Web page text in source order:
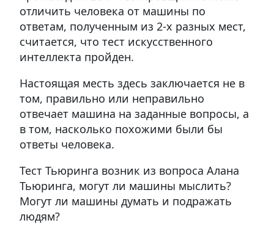
отличить человека от машины по
ответам, полученным из 2-х разных мест,
считается, что тест искусственного
интеллекта пройден.
Настоящая месть здесь заключается не в
том, правильно или неправильно
отвечает машина на заданные вопросы, а
в том, насколько похожими были бы
ответы человека.
Тест Тьюринга возник из вопроса Алана
Тьюринга, могут ли машины мыслить?
Могут ли машины думать и подражать
людям?